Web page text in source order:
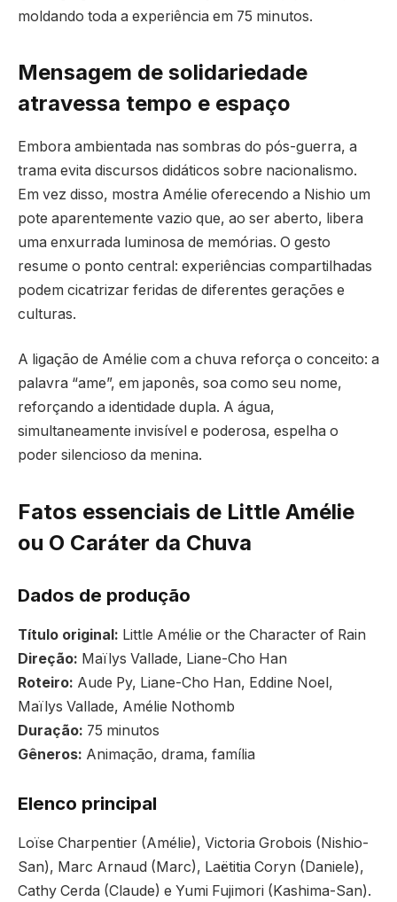
moldando toda a experiência em 75 minutos.
Mensagem de solidariedade
atravessa tempo e espaço
Embora ambientada nas sombras do pós-guerra, a
trama evita discursos didáticos sobre nacionalismo.
Em vez disso, mostra Amélie oferecendo a Nishio um
pote aparentemente vazio que, ao ser aberto, libera
uma enxurrada luminosa de memórias. O gesto
resume o ponto central: experiências compartilhadas
podem cicatrizar feridas de diferentes gerações e
culturas.
A ligação de Amélie com a chuva reforça o conceito: a
palavra “ame”, em japonês, soa como seu nome,
reforçando a identidade dupla. A água,
simultaneamente invisível e poderosa, espelha o
poder silencioso da menina.
Fatos essenciais de Little Amélie
ou O Caráter da Chuva
Dados de produção
Título original: Little Amélie or the Character of Rain
Direção: Maïlys Vallade, Liane-Cho Han
Roteiro: Aude Py, Liane-Cho Han, Eddine Noel,
Maïlys Vallade, Amélie Nothomb
Duração: 75 minutos
Gêneros: Animação, drama, família
Elenco principal
Loïse Charpentier (Amélie), Victoria Grobois (Nishio-
San), Marc Arnaud (Marc), Laëtitia Coryn (Daniele),
Cathy Cerda (Claude) e Yumi Fujimori (Kashima-San).